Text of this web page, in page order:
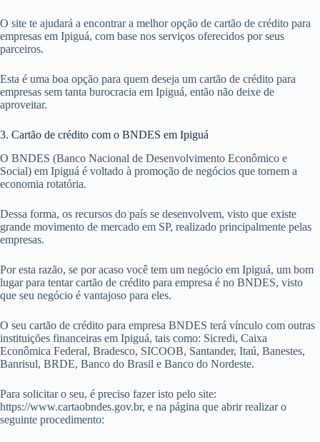
O site te ajudará a encontrar a melhor opção de cartão de crédito para
empresas em Ipiguá, com base nos serviços oferecidos por seus
parceiros.
Esta é uma boa opção para quem deseja um cartão de crédito para
empresas sem tanta burocracia em Ipiguá, então não deixe de
aproveitar.
3. Cartão de crédito com o BNDES em Ipiguá
O BNDES (Banco Nacional de Desenvolvimento Econômico e
Social) em Ipiguá é voltado à promoção de negócios que tornem a
economia rotatória.
Dessa forma, os recursos do país se desenvolvem, visto que existe
grande movimento de mercado em SP, realizado principalmente pelas
empresas.
Por esta razão, se por acaso você tem um negócio em Ipiguá, um bom
lugar para tentar cartão de crédito para empresa é no BNDES, visto
que seu negócio é vantajoso para eles.
O seu cartão de crédito para empresa BNDES terá vínculo com outras
instituições financeiras em Ipiguá, tais como: Sicredi, Caixa
Econômica Federal, Bradesco, SICOOB, Santander, Itaú, Banestes,
Banrisul, BRDE, Banco do Brasil e Banco do Nordeste.
Para solicitar o seu, é preciso fazer isto pelo site:
https://www.cartaobndes.gov.br, e na página que abrir realizar o
seguinte procedimento: